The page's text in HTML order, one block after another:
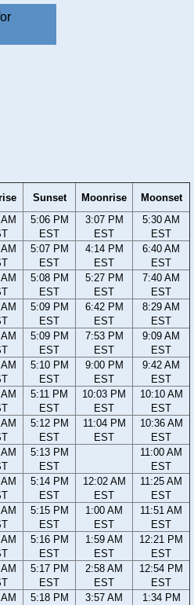
Sunset Moonrise
Moonset
5:06 PM
EST
3:07 PM
EST
5:30 AM
EST
5:07 PM
EST
4:14 PM
EST
6:40 AM
EST
5:08 PM
EST
5:27 PM
EST
7:40 AM
EST
5:09 PM
EST
6:42 PM
EST
8:29 AM
EST
5:09 PM
EST
7:53 PM
EST
9:09 AM
EST
5:10 PM
EST
9:00 PM
EST
9:42 AM
EST
5:11 PM
EST
10:03 PM
EST
10:10 AM
EST
5:12 PM
EST
11:04 PM
EST
10:36 AM
EST
5:13 PM
EST
11:00 AM
EST
5:14 PM
EST
12:02 AM
EST
11:25 AM
EST
5:15 PM
EST
1:00 AM
EST
11:51 AM
EST
5:16 PM
EST
1:59 AM
EST
12:21 PM
EST
5:17 PM
EST
2:58 AM
EST
12:54 PM
EST
5:18 PM
3:57 AM
1:34 PM